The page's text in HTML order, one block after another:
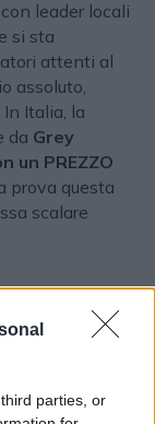
parties, or
leader locali
si sta
attenti al
assoluto,
Italia, la
da Grey
un PREZZO
prova questa
scalare